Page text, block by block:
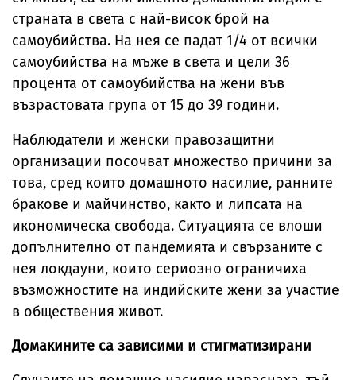
страната в света с най-висок брой на
самоубийства. На нея се падат 1/4 от всички
самоубийства на мъже в света и цели 36
процента от самоубийства на жени във
възрастовата група от 15 до 39 години.
Наблюдатели и женски правозащитни
организации посочват множество причини за
това, сред които домашното насилие, ранните
бракове и майчинство, както и липсата на
икономическа свобода. Ситуацията се влоши
допълнително от пандемията и свързаните с
нея локдауни, които сериозно ограничиха
възможностите на индийските жени за участие
в обществения живот.
Домакините са зависими и стигматизирани